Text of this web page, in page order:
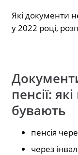
Які документи
у 2022 році,
пенсії:
бувають
пенсія
через